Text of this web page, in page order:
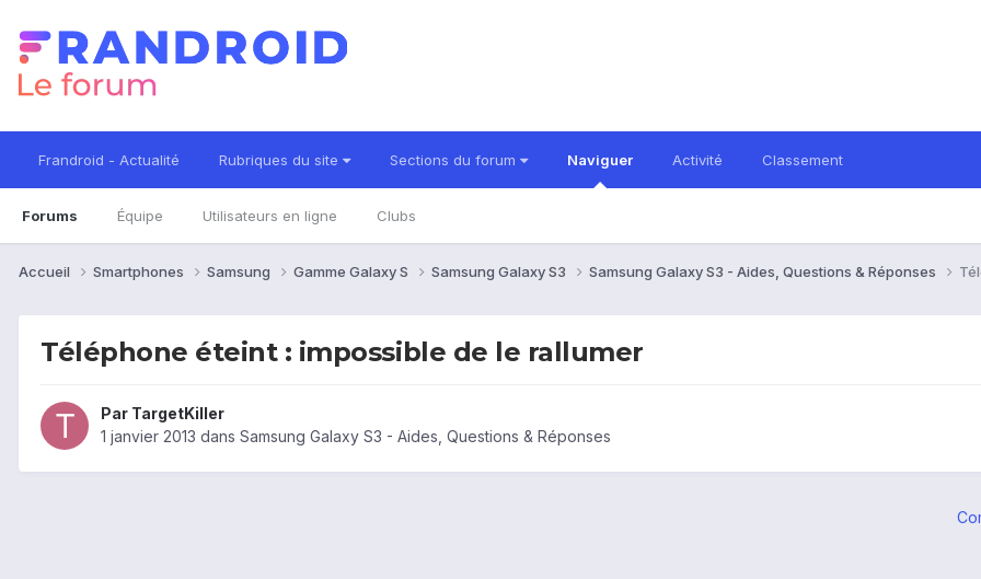
Frandroid - Actualité Rubriques du site Sections du forum Naviguer
Forums Équipe Utilisateurs en ligne Clubs
Activité Classement
Accueil Smartphones Samsung Gamme Galaxy S Samsung Galaxy S3 Samsung Galaxy S3 - Aides, Questions & Réponses
Téléphone éteint : impossible de le rallumer
Par TargetKiller
1 janvier 2013 dans Samsung Galaxy S3 - Aides, Questions & Réponses